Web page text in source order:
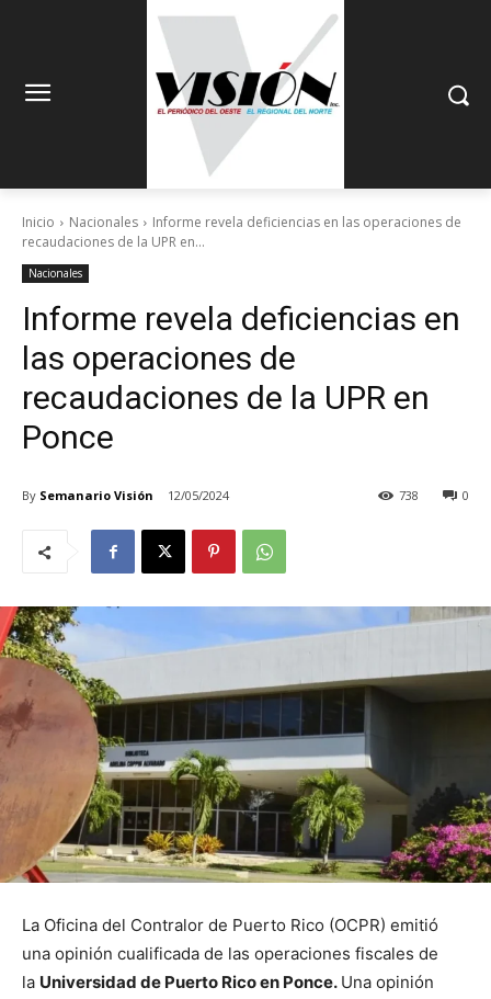
Inicio Nacionales
Informe revela deficiencias en las operaciones de
recaudaciones de la UPR en...
Nacionales
Informe revela deficiencias en
las operaciones de
recaudaciones de la UPR en
Ponce
By Semanario Visión 12/05/2024 0
738
La Oficina del Contralor de Puerto Rico (OCPR) emitió
una opinión cualificada de las operaciones fiscales de
la Universidad de Puerto Rico en Ponce. Una opinión